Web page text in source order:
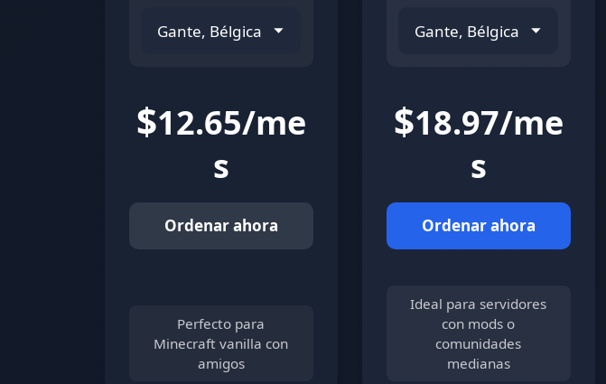
$12.65/me
s
Ordenar ahora
Perfecto para
Minecraft vanilla con
amigos
$18.97/me
s
Ordenar ahora
Ideal para servidores
con mods o
comunidades
medianas